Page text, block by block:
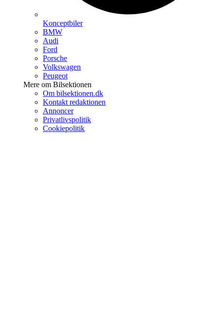
Konceptbiler
BMW
Audi
Ford
Porsche
Volkswagen
Peugeot
Mere om Bilsektionen
Om bilsektionen.dk
Kontakt redaktionen
Annoncer
Privatlivspolitik
Cookiepolitik